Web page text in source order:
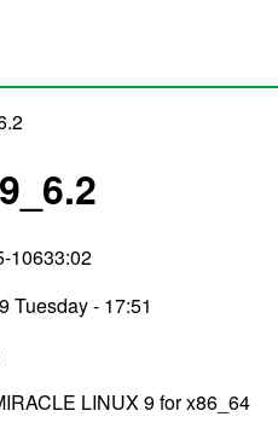
10633:02
Tuesday - 17:51
LINUX 9 for x86_64